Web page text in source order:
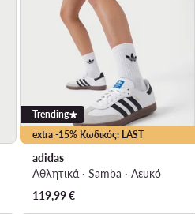
extra -15% Κωδικός: LAST
Trending
adidas
Αθλητικά · Samba · Λευκό
119,99€